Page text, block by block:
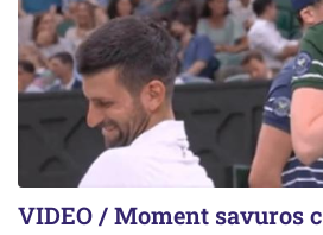
VIDEO / Moment savuros